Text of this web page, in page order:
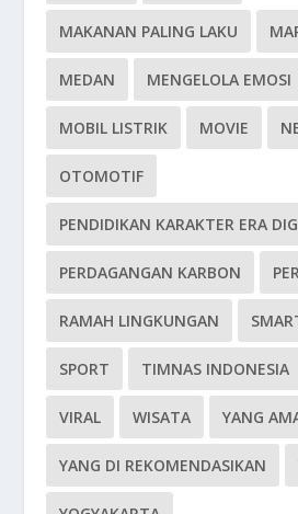
MAKANAN PALING LAKU
MEDAN MENGELOLA EMOSI
MOBIL LISTRIK MOVIE
OTOMOTIF
PENDIDIKAN KARAKTER ERA
PERDAGANGAN KARBON
RAMAH LINGKUNGAN
SPORT TIMNAS INDONESIA
VIRAL WISATA YANG
YANG DI REKOMENDASIKAN